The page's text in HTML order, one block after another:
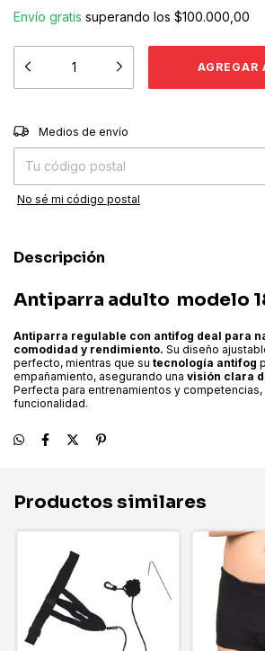
Envío gratis superando los $100.000,00
Entregas para el CP:
Medios de envío
No sé mi código postal
Descripción
Antiparra adulto modelo
Antiparra regulable con antifog deal para
comodidad y rendimiento. Su diseño
perfecto, mientras que su tecnología antifog
empañamiento, asegurando una visión clara
Perfecta para entrenamientos y
funcionalidad.
Productos similares